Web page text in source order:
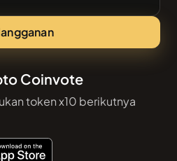
Coinvote
token x10 berikutnya